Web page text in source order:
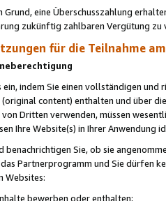
eine Überschusszahlung
zukünftig zahlbaren Vergütung zu
für die Teilnahme
indem Sie einen vollständigen
content) enthalten und über
Dritten verwenden, müssen
Ihre Website(s) in Ihrer Anwendung
benachrichtigen Sie, ob sie
Partnerprogramm und Sie dürfen
Websites:
bewerben oder enthalten;